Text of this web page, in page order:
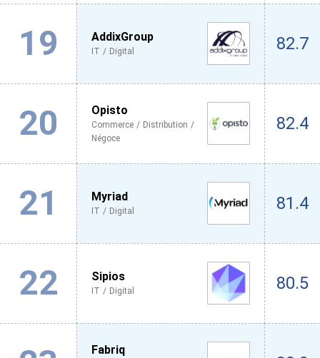
19 AddixGroup
IT / Digital 82.7
20 Opisto
Commerce / Distribution /
Négoce
82.4
21 Myriad
IT / Digital 81.4
22 Sipios
IT / Digital 80.5
Fabriq